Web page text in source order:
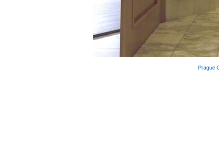
Prague